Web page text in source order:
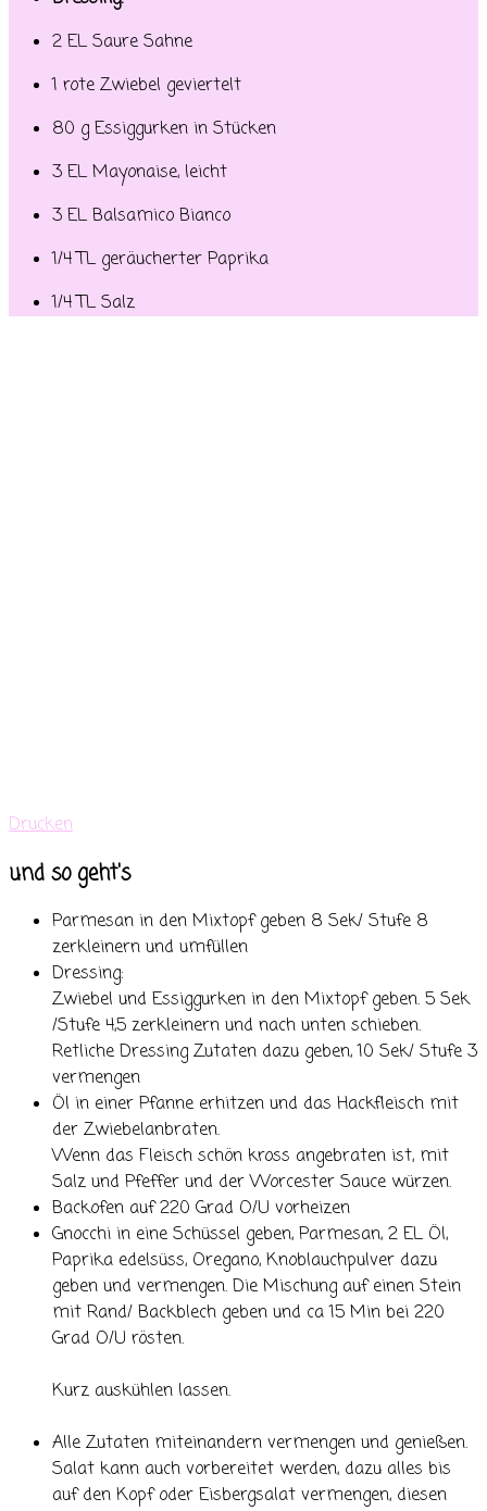
2 EL Saure Sahne
1 rote Zwiebel geviertelt
80 g Essiggurken in Stücken
3 EL Mayonaise, leicht
3 EL Balsamico Bianco
1/4 TL geräucherter Paprika
1/4 TL Salz
Drucken
und so geht's
Parmesan in den Mixtopf geben 8 Sek/ Stufe 8
zerkleinern und umfüllen
Dressing:
Zwiebel und Essiggurken in den Mixtopf geben. 5 Sek
/Stufe 4,5 zerkleinern und nach unten schieben.
Retliche Dressing Zutaten dazu geben, 10 Sek/ Stufe 3
vermengen
Öl in einer Pfanne erhitzen und das Hackfleisch mit
der Zwiebelanbraten.
Wenn das Fleisch schön kross angebraten ist, mit
Salz und Pfeffer und der Worcester Sauce würzen.
Backofen auf 220 Grad O/U vorheizen
Gnocchi in eine Schüssel geben, Parmesan, 2 EL Öl,
Paprika edelsüss, Oregano, Knoblauchpulver dazu
geben und vermengen. Die Mischung auf einen Stein
mit Rand/ Backblech geben und ca 15 Min bei 220
Grad O/U rösten.
Kurz auskühlen lassen.
Alle Zutaten miteinandern vermengen und genießen.
Salat kann auch vorbereitet werden, dazu alles bis
auf den Kopf oder Eisbergsalat vermengen, diesen